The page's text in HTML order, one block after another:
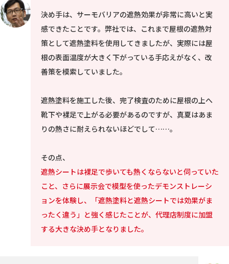
決め手は、サーモバリアの遮熱効果が非常に高いと実
感できたことです。弊社では、これまで屋根の遮熱対
策として遮熱塗料を使用してきましたが、実際には屋
根の表面温度が大きく下がっている手応えがなく、改
善策を模索していました。
遮熱塗料を施工した後、完了検査のために屋根の上へ
靴下や裸足で上がる必要があるのですが、真夏はあま
りの熱さに耐えられないほどでして……。
その点、
遮熱シートは裸足で歩いても熱くならないと伺っていた
こと、さらに展示会で模型を使ったデモンストレーシ
ョンを体験し、「遮熱塗料と遮熱シートでは効果がま
ったく違う」と強く感じたことが、代理店制度に加盟
する大きな決め手となりました。